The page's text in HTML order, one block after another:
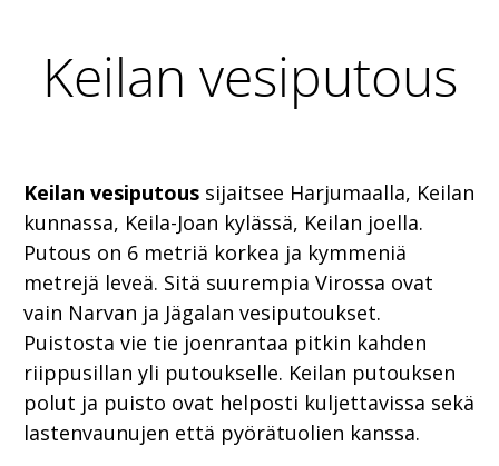
Keilan vesiputous
Keilan vesiputous sijaitsee Harjumaalla, Keilan
kunnassa, Keila-Joan kylässä, Keilan joella.
Putous on 6 metriä korkea ja kymmeniä
metrejä leveä. Sitä suurempia Virossa ovat
vain Narvan ja Jägalan vesiputoukset.
Puistosta vie tie joenrantaa pitkin kahden
riippusillan yli putoukselle. Keilan putouksen
polut ja puisto ovat helposti kuljettavissa sekä
lastenvaunujen että pyörätuolien kanssa.